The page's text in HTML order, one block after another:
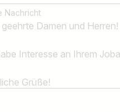
Nachricht